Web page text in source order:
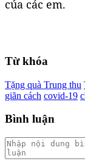
của các em.
Từ khóa
Tặng quà Trung thu
giãn cách covid-19
Bình luận